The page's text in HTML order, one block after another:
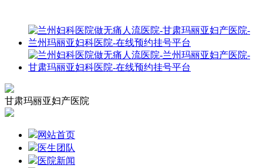
甘肃玛丽亚妇产医院
网站首页
医生团队
医院新闻